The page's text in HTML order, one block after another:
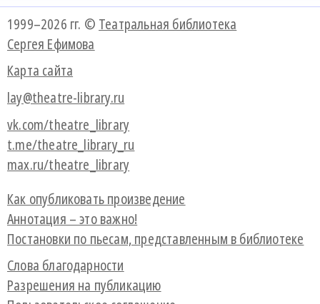
1999–2026 гг. © Театральная библиотека
Сергея Ефимова
Карта сайта
lay@theatre-library.ru
vk.com/theatre_library
t.me/theatre_library_ru
max.ru/theatre_library
Как опубликовать произведение
Аннотация – это важно!
Постановки по пьесам, представленным в библиотеке
Слова благодарности
Разрешения на публикацию